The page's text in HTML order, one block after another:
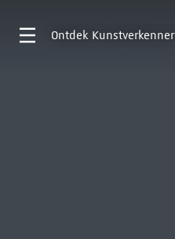
Ontdek Kunstverkenner